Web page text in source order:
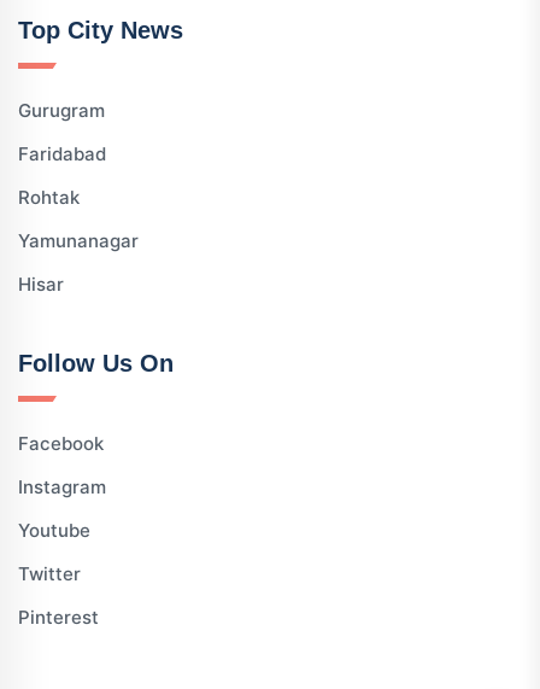
Top City News
Gurugram
Faridabad
Rohtak
Yamunanagar
Hisar
Follow Us On
Facebook
Instagram
Youtube
Twitter
Pinterest